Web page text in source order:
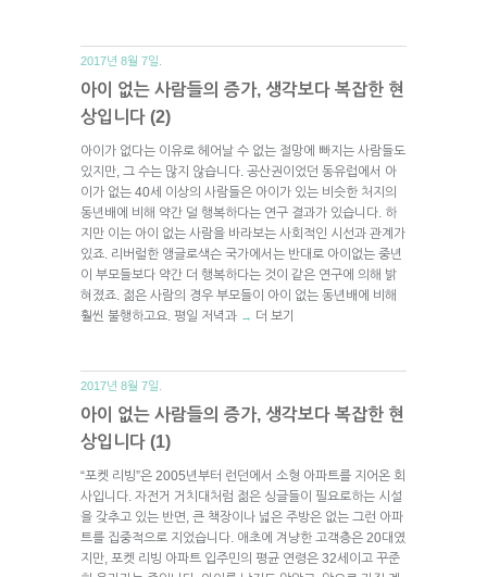
2017년 8월 7일.
아이 없는 사람들의 증가, 생각보다 복잡한 현
상입니다 (2)
아이가 없다는 이유로 헤어날 수 없는 절망에 빠지는 사람들도
있지만, 그 수는 많지 않습니다. 공산권이었던 동유럽에서 아
이가 없는 40세 이상의 사람들은 아이가 있는 비슷한 처지의
동년배에 비해 약간 덜 행복하다는 연구 결과가 있습니다. 하
지만 이는 아이 없는 사람을 바라보는 사회적인 시선과 관계가
있죠. 리버럴한 앵글로색슨 국가에서는 반대로 아이없는 중년
이 부모들보다 약간 더 행복하다는 것이 같은 연구에 의해 밝
혀졌죠. 젊은 사람의 경우 부모들이 아이 없는 동년배에 비해
훨씬 불행하고요. 평일 저녁과 → 더 보기
2017년 8월 7일.
아이 없는 사람들의 증가, 생각보다 복잡한 현
상입니다 (1)
“포켓 리빙”은 2005년부터 런던에서 소형 아파트를 지어온 회
사입니다. 자전거 거치대처럼 젊은 싱글들이 필요로하는 시설
을 갖추고 있는 반면, 큰 책장이나 넓은 주방은 없는 그런 아파
트를 집중적으로 지었습니다. 애초에 겨냥한 고객층은 20대였
지만, 포켓 리빙 아파트 입주민의 평균 연령은 32세이고 꾸준